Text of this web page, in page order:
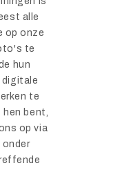
alle
op onze
te
hun
digitale
te
bent,
op via
onder